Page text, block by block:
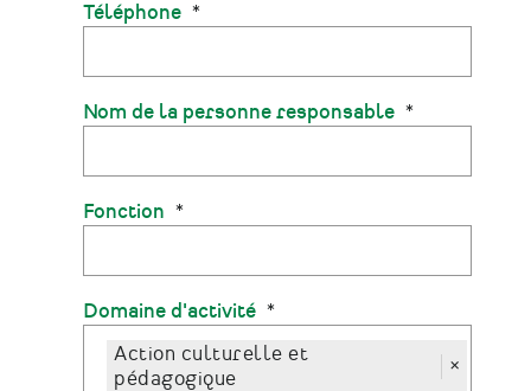
Téléphone
Nom de la personne responsable
Fonction
Domaine d'activité
Action culturelle et
pédagogique
×